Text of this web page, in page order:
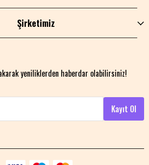
Şirketimiz
yeniliklerden haberdar olabilirsiniz!
Kayıt Ol